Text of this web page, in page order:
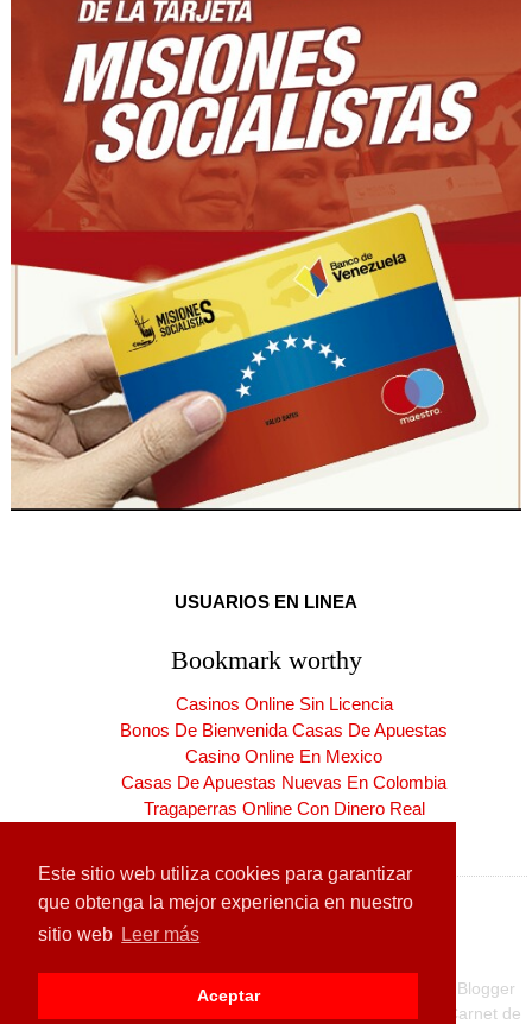
Este sitio web utiliza cookies para garantizar
que obtenga la mejor experiencia en nuestro
sitio web Leer más
Aceptar
USUARIOS EN LINEA
Bookmark worthy
Casinos Online Sin Licencia
Bonos De Bienvenida Casas De Apuestas
Casino Online En Mexico
Casas De Apuestas Nuevas En Colombia
Tragaperras Online Con Dinero Real
CARNET DE LA PATRIA
Blogger
Carnet de